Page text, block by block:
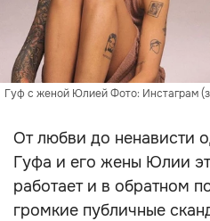
Гуф с женой Юлией Фото: Инстаграм
От любви до ненависти
Гуфа и его жены Юлии
работает и в обратном
громкие публичные